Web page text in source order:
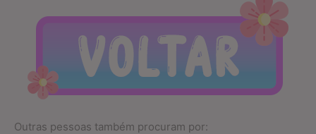
Outras pessoas também procuram por: